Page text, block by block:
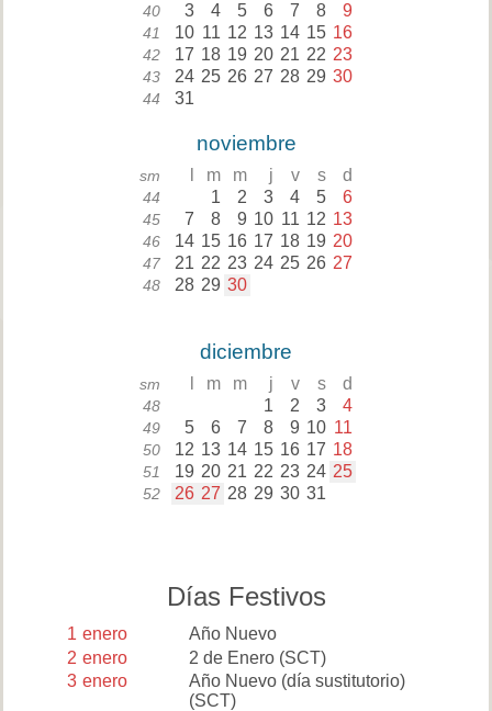
40 3 4 5 6 7 8 9
41 10 11 12 13 14 15 16
42 17 18 19 20 21 22 23
43 24 25 26 27 28 29 30
44 31
noviembre
sm m m j v s d
44 1 2 3 4 5 6
45 7 8 9 10 11 12 13
46 14 15 16 17 18 19 20
47 21 22 23 24 25 26 27
48 28 29 30
diciembre
sm m m j v s d
48 1 2 3 4
49 5 6 7 8 9 10 11
50 12 13 14 15 16 17 18
51 19 20 21 22 23 24 25
52 26 27 28 29 30 31
Días Festivos
1 enero
Año Nuevo
2 enero 2 de Enero(SCT)
3 enero
Año Nuevo (día sustitutorio)
(SCT)